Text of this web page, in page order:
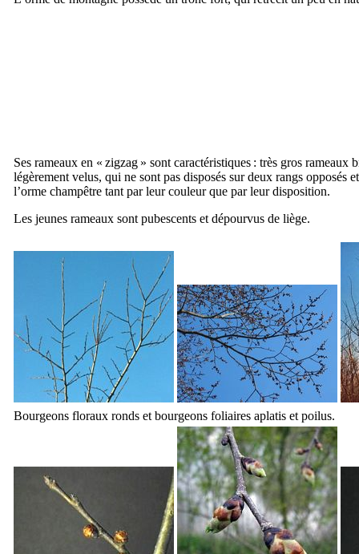
Ses rameaux en « zigzag » sont caractéristiques : très gros rameaux
légèrement velus, qui ne sont pas disposés sur deux rangs opposés
l’orme champêtre tant par leur couleur que par leur disposition.
Les jeunes rameaux sont pubescents et dépourvus de liège.
Bourgeons floraux ronds et bourgeons foliaires aplatis et poilus.